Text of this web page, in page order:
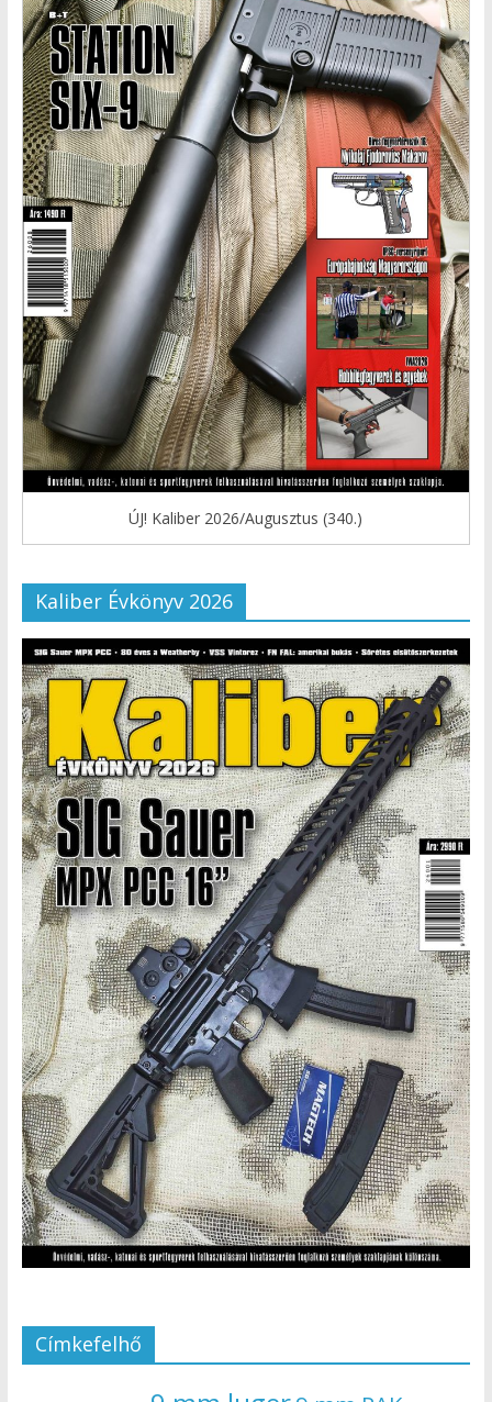
ÚJ! Kaliber 2026/Augusztus (340.)
Kaliber Évkönyv 2026
Címkefelhő